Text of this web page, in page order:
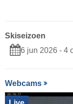
Skiseizoen
6 jun 2026 - 4
Webcams